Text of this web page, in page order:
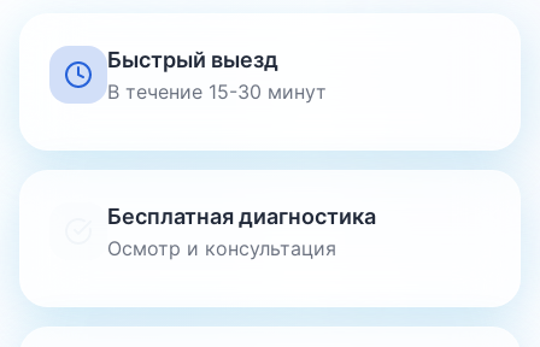
Быстрый выезд
В течение 15-30 минут
Бесплатная диагностика
Осмотр и консультация